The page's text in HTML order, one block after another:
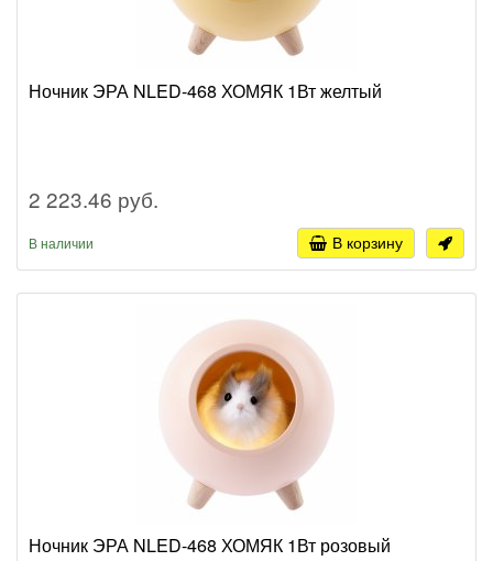
Ночник ЭРА NLED-468 ХОМЯК 1Вт желтый
2 223.46 руб.
В наличии В корзину
Ночник ЭРА NLED-468 ХОМЯК 1Вт розовый